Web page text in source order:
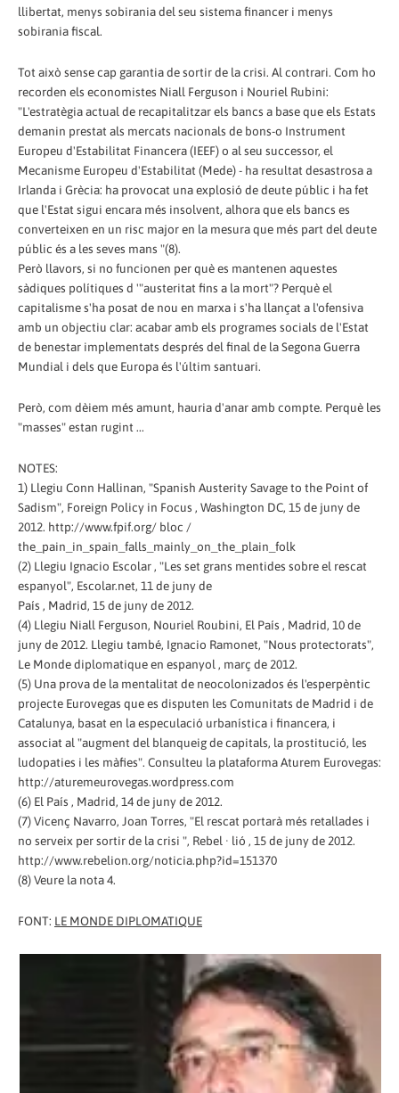
llibertat, menys sobirania del seu sistema financer i menys
sobirania fiscal.
Tot això sense cap garantia de sortir de la crisi. Al contrari. Com ho
recorden els economistes Niall Ferguson i Nouriel Rubini:
"L'estratègia actual de recapitalitzar els bancs a base que els Estats
demanin prestat als mercats nacionals de bons-o Instrument
Europeu d'Estabilitat Financera (IEEF) o al seu successor, el
Mecanisme Europeu d'Estabilitat (Mede) - ha resultat desastrosa a
Irlanda i Grècia: ha provocat una explosió de deute públic i ha fet
que l'Estat sigui encara més insolvent, alhora que els bancs es
converteixen en un risc major en la mesura que més part del deute
públic és a les seves mans "(8).
Però llavors, si no funcionen per què es mantenen aquestes
sàdiques polítiques d '"austeritat fins a la mort"? Perquè el
capitalisme s'ha posat de nou en marxa i s'ha llançat a l'ofensiva
amb un objectiu clar: acabar amb els programes socials de l'Estat
de benestar implementats després del final de la Segona Guerra
Mundial i dels que Europa és l'últim santuari.
Però, com dèiem més amunt, hauria d'anar amb compte. Perquè les
"masses" estan rugint ...
NOTES:
1) Llegiu Conn Hallinan, "Spanish Austerity Savage to the Point of
Sadism", Foreign Policy in Focus , Washington DC, 15 de juny de
2012. http://www.fpif.org/ bloc /
the_pain_in_spain_falls_mainly_on_the_plain_folk
(2) Llegiu Ignacio Escolar , "Les set grans mentides sobre el rescat
espanyol", Escolar.net, 11 de juny de
País , Madrid, 15 de juny de 2012.
(4) Llegiu Niall Ferguson, Nouriel Roubini, El País , Madrid, 10 de
juny de 2012. Llegiu també, Ignacio Ramonet, "Nous protectorats",
Le Monde diplomatique en espanyol , març de 2012.
(5) Una prova de la mentalitat de neocolonizados és l'esperpèntic
projecte Eurovegas que es disputen les Comunitats de Madrid i de
Catalunya, basat en la especulació urbanística i financera, i
associat al "augment del blanqueig de capitals, la prostitució, les
ludopaties i les màfies". Consulteu la plataforma Aturem Eurovegas:
http://aturemeurovegas.wordpress.com
(6) El País , Madrid, 14 de juny de 2012.
(7) Vicenç Navarro, Joan Torres, "El rescat portarà més retallades i
no serveix per sortir de la crisi ", Rebel · lió , 15 de juny de 2012.
http://www.rebelion.org/noticia.php?id=151370
(8) Veure la nota 4.
FONT: LE MONDE DIPLOMATIQUE